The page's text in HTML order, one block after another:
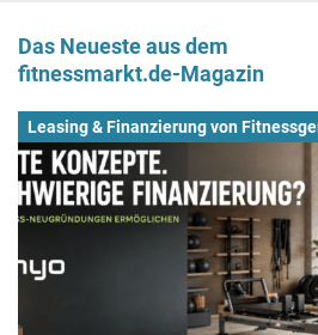
Das Neueste aus dem
fitnessmarkt.de-Magazin
Leasing & Finanzierung von